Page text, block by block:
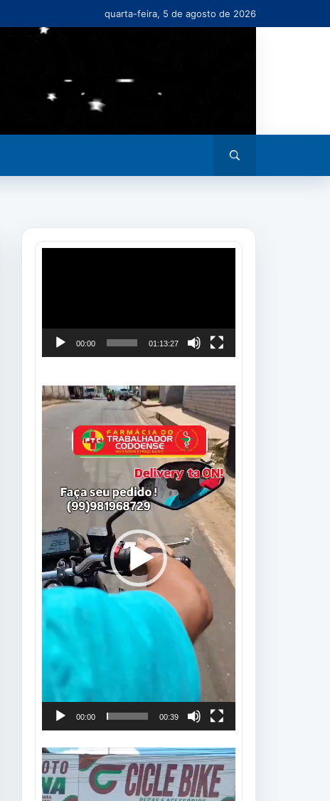
quarta-feira, 5 de agosto de 2026
busca
00:00 01:13:27
Tocador
de
vídeo
00:00 00:39
Tocador
de
vídeo